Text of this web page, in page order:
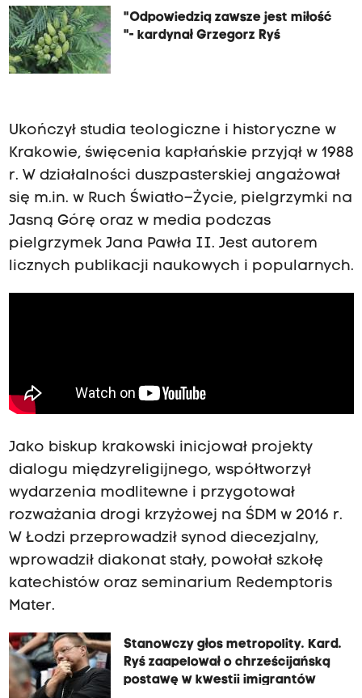
"Odpowiedzią zawsze jest miłość
"- kardynał Grzegorz Ryś
Ukończył studia teologiczne i historyczne w
Krakowie, święcenia kapłańskie przyjął w 1988
r. W działalności duszpasterskiej angażował
się m.in. w Ruch Światło–Życie, pielgrzymki na
Jasną Górę oraz w media podczas
pielgrzymek Jana Pawła II. Jest autorem
licznych publikacji naukowych i popularnych.
Jako biskup krakowski inicjował projekty
dialogu międzyreligijnego, współtworzył
wydarzenia modlitewne i przygotował
rozważania drogi krzyżowej na ŚDM w 2016 r.
W Łodzi przeprowadził synod diecezjalny,
wprowadził diakonat stały, powołał szkołę
katechistów oraz seminarium Redemptoris
Mater.
Stanowczy głos metropolity. Kard.
Ryś zaapelował o chrześcijańską
postawę w kwestii imigrantów